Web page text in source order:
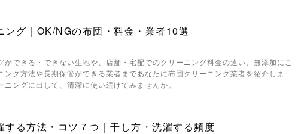
ング｜OK/NGの布団・料金・業者10選
ができる・できない生地や、店舗・宅配でのクリーニング料金の違い、無添加にこ
ング方法や長期保管ができる業者まであなたに布団クリーニング業者を紹介しま
ニングに出して、清潔に使い続けてみませんか。
する方法・コツ７つ｜干し方・洗濯する頻度